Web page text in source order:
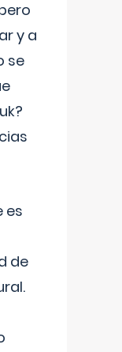
y a
se
es
de